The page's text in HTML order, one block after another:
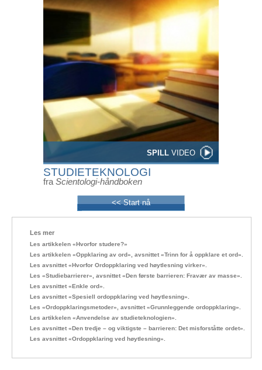
SPILL VIDEO
STUDIETEKNOLOGI
fra Scientologi-håndboken
<< Start nå
Les mer
Les artikkelen «Hvorfor studere?»
Les artikkelen «Oppklaring av ord», avsnittet «Trinn for å oppklare et ord».
Les avsnittet «Hvorfor Ordoppklaring ved høytlesning virker».
Les «Studiebarrierer», avsnittet «Den første barrieren: Fravær av masse».
Les avsnittet «Enkle ord».
Les avsnittet «Spesiell ordoppklaring ved høytlesning».
Les «Ordoppklaringsmetoder», avsnittet «Grunnleggende ordoppklaring».
Les artikkelen «Anvendelse av studieteknologien».
Les avsnittet «Den tredje – og viktigste – barrieren: Det misforståtte ordet».
Les avsnittet «Ordoppklaring ved høytlesning».